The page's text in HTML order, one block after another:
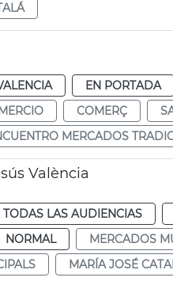
EN PORTADA
COMERÇ
MERCADOS
València
TODAS LAS AUDIENCIAS
NORMAL
MERCADOS
MARÍA JOSÉ